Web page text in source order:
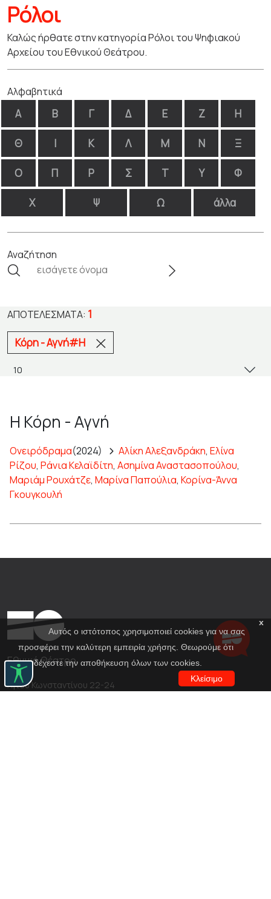
Ρόλοι
Καλώς ήρθατε στην κατηγορία Ρόλοι του Ψηφιακού
Αρχείου του Εθνικού Θεάτρου.
Αλφαβητικά
Α Β Γ Δ Ε Ζ Η
Θ Ι Κ Λ Μ Ν Ξ
Ο Π Ρ Σ Τ Υ Φ
Χ Ψ Ω άλλα
Αναζήτηση
ΑΠΟΤΕΛΈΣΜΑΤΑ: 1
Κόρη - Αγνή#Η
Η Κόρη - Αγνή
Ονειρόδραμα(2024) Αλίκη Αλεξανδράκη, Ελίνα
Ρίζου, Ράνια Κελαϊδίτη, Ασημίνα Αναστασοπούλου,
Μαριάμ Ρουχάτζε, Μαρίνα Παπούλια, Κορίνα-Άννα
Γκουγκουλή
x
Αυτός ο ιστότοπος χρησιμοποιεί cookies για να σας
προσφέρει την καλύτερη εμπειρία χρήσης. Θεωρούμε ότι
αποδέχεστε την αποθήκευση όλων των cookies.
Κλείσιμο
Εθνικό Θέατρο
Αγίου Κωνσταντίνου 22-24